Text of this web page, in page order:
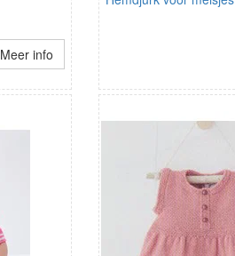
Meer info